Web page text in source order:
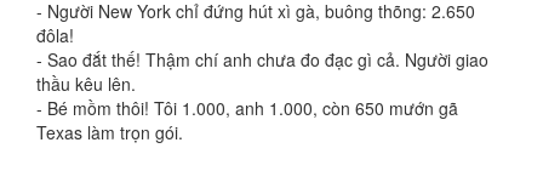
- Người New York chỉ đứng hút xì gà, buông thõng: 2.650
đôla!
- Sao đắt thế! Thậm chí anh chưa đo đạc gì cả. Người giao
thầu kêu lên.
- Bé mồm thôi! Tôi 1.000, anh 1.000, còn 650 mướn gã
Texas làm trọn gói.